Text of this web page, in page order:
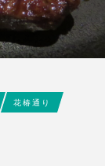
花椿通り